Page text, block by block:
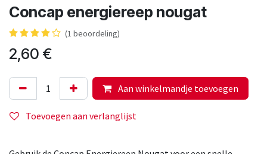
Concap energiereep nougat
(1 beoordeling)
2,60 €
Aan winkelmandje toevoegen
Toevoegen aan verlanglijst